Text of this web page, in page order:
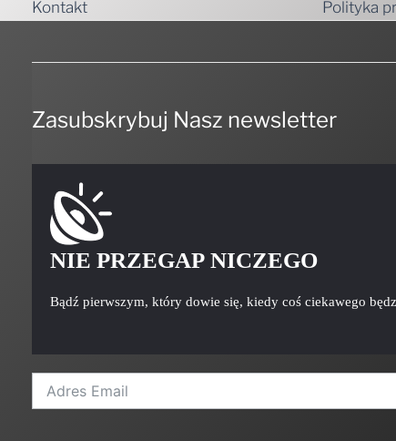
Kontakt
Polityka
Zasubskrybuj Nasz newsletter
NIE PRZEGAP NICZEGO
Bądź pierwszym, który dowie się, kiedy coś ciekawego